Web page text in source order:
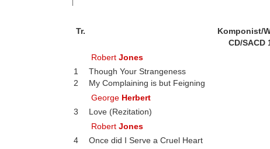
Tr. Komponist/
CD/SACD
RobertJones
1
Though Your Strangeness
2
My Complaining is but Feigning
George Herbert
3
Love (Rezitation)
RobertJones
4
Once did I Serve a Cruel Heart